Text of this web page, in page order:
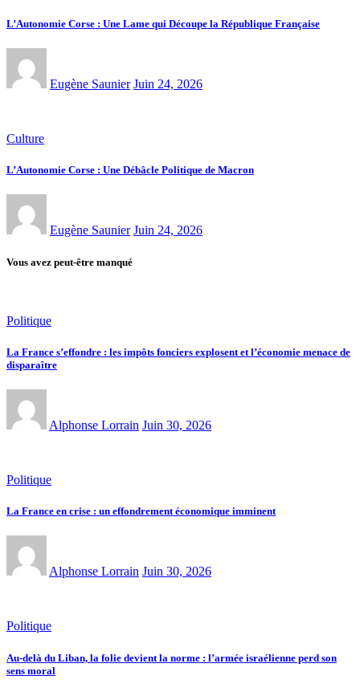
L’Autonomie Corse : Une Lame qui Découpe la République Française
Eugène Saunier Juin 24, 2026
Culture
L’Autonomie Corse : Une Débâcle Politique de Macron
Eugène Saunier Juin 24, 2026
Vous avez peut-être manqué
Politique
La France s’effondre : les impôts fonciers explosent et l’économie menace de
disparaître
Alphonse Lorrain Juin 30, 2026
Politique
La France en crise : un effondrement économique imminent
Alphonse Lorrain Juin 30, 2026
Politique
Au-delà du Liban, la folie devient la norme : l’armée israélienne perd son
sens moral